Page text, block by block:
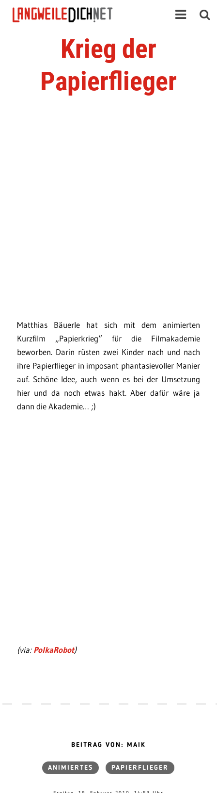
Krieg der
Papierflieger
Matthias Bäuerle hat sich mit dem animierten
Kurzfilm „Papierkrieg“ für die Filmakademie
beworben. Darin rüsten zwei Kinder nach und nach
ihre Papierflieger in imposant phantasievoller Manier
auf. Schöne Idee, auch wenn es bei der Umsetzung
hier und da noch etwas hakt. Aber dafür wäre ja
dann die Akademie… ;)
(via:PolkaRobot)
BEITRAG VON: MAIK
ANIMIERTES PAPIERFLIEGER